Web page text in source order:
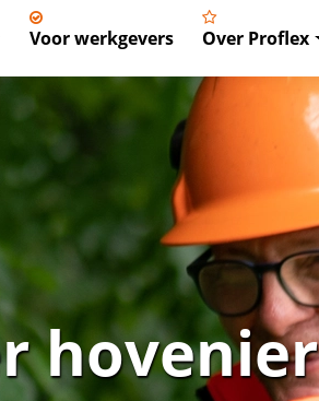
Voor werkgevers Over Proflex
hovenier